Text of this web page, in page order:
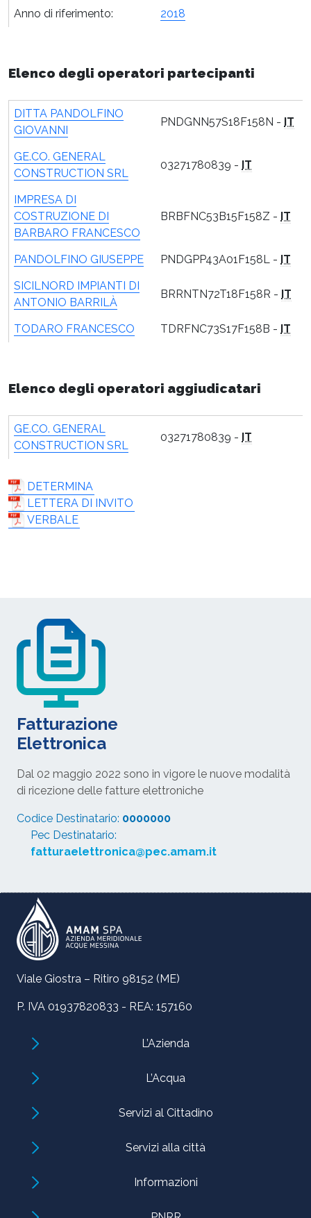
Anno di riferimento:
2018
Elenco degli operatori partecipanti
DITTA PANDOLFINO
GIOVANNI
PNDGNN57S18F158N - IT
GE.CO. GENERAL
CONSTRUCTION SRL
03271780839 - IT
IMPRESA DI
COSTRUZIONE DI
BARBARO FRANCESCO
BRBFNC53B15F158Z - IT
PANDOLFINO GIUSEPPE PNDGPP43A01F158L - IT
SICILNORD IMPIANTI DI
ANTONIO BARRILÀ
BRRNTN72T18F158R - IT
TODARO FRANCESCO TDRFNC73S17F158B - IT
Elenco degli operatori aggiudicatari
GE.CO. GENERAL
CONSTRUCTION SRL
03271780839 - IT
DETERMINA
LETTERA DI INVITO
VERBALE
Fatturazione
Elettronica
Dal 02 maggio 2022 sono in vigore le nuove modalità
di ricezione delle fatture elettroniche
Codice Destinatario: 0000000
Pec Destinatario:
fatturaelettronica@pec.amam.it
Viale Giostra – Ritiro 98152 (ME)
P. IVA 01937820833 - REA: 157160
L’Azienda
L’Acqua
Servizi al Cittadino
Servizi alla città
Informazioni